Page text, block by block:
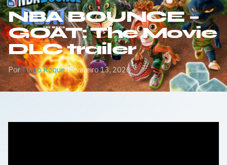
NBA BOUNCE –
GOAT: The Movie
DLC trailer
PorTiago Roque·Fevereiro 13, 2026